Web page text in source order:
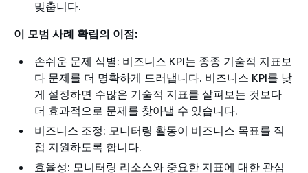
맞춥니다.
이 모범 사례 확립의 이점:
손쉬운 문제 식별: 비즈니스 KPI는 종종 기술적 지표보
다 문제를 더 명확하게 드러냅니다. 비즈니스 KPI를 낮
게 설정하면 수많은 기술적 지표를 살펴보는 것보다
더 효과적으로 문제를 찾아낼 수 있습니다.
비즈니스 조정: 모니터링 활동이 비즈니스 목표를 직
접 지원하도록 합니다.
효율성: 모니터링 리소스와 중요한 지표에 대한 관심